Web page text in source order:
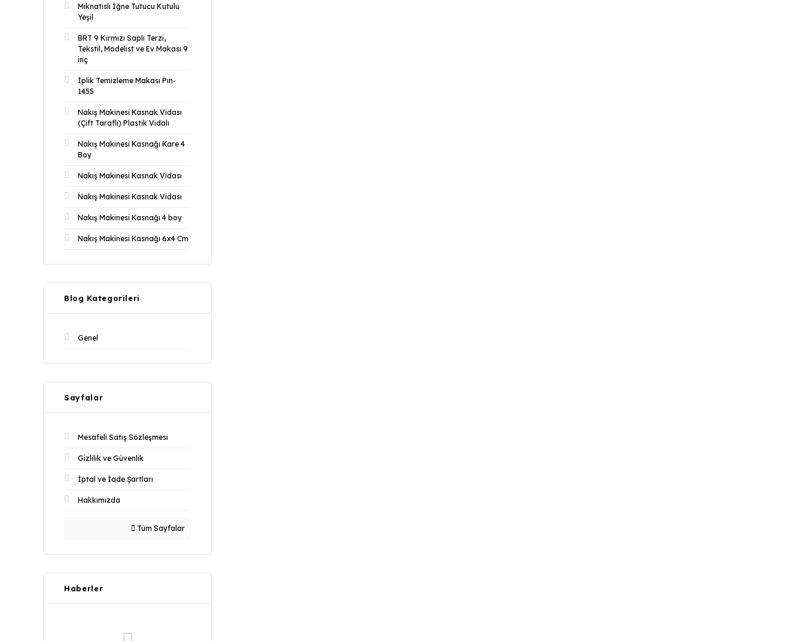
Mıknatıslı İğne Tutucu Kutulu
Yeşil
BRT 9 Kırmızı Saplı Terzi,
Tekstil, Modelist ve Ev Makası 9
inç
İplik Temizleme Makası Pın-
1455
Nakış Makinesi Kasnak Vidası
(Çift Taraflı) Plastik Vidalı
Nakış Makinesi Kasnağı Kare 4
Boy
Nakış Makinesi Kasnak Vidası
Nakış Makinesi Kasnak Vidası
Nakış Makinesi Kasnağı 4 boy
Nakış Makinesi Kasnağı 6x4 Cm
Blog Kategorileri
Genel
Sayfalar
Mesafeli Satış Sözleşmesi
Gizlilik ve Güvenlik
İptal ve İade Şartları
Hakkımızda
Tüm Sayfalar
Haberler